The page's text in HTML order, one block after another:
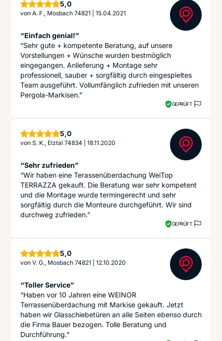
5,0Sterne
von A. F., Mosbach 74821 15.04.2021
“Einfach genial!”
“Sehr gute + kompetente Beratung, auf unsere
Vorstellungen + Wünsche wurden bestmöglich
eingegangen. Anlieferung + Montage sehr
professionell, sauber + sorgfältig durch eingespieltes
Team ausgeführt. Vollumfänglich zufrieden mit unseren
Pergola-Markisen.”
GEPRÜFT
5,0Sterne
von S. K., Elztal 74834 18.11.2020
“Sehr zufrieden”
“Wir haben eine Terassenüberdachung WeiTop
TERRAZZA gekauft. Die Beratung war sehr kompetent
und die Montage wurde termingerecht und sehr
sorgfältig durch die Monteure durchgeführt. Wir sind
durchweg zufrieden.”
GEPRÜFT
5,0Sterne
von V. G., Mosbach 74821 12.10.2020
“Toller Service”
“Haben vor 10 Jahren eine WEINOR
Terrassenüberdachung mit Markise gekauft. Jetzt
haben wir Glasschiebetüren an alle Seiten ebenso durch
die Firma Bauer bezogen. Tolle Beratung und
Durchführung.”